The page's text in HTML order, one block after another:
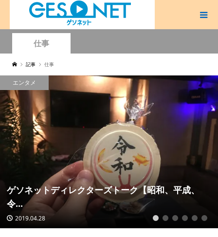
仕事
記事 仕事
エンタメ
ゲソネットディレクターズトーク【昭和、平成、
令...
2019.04.28 1 2 3 4 5 6